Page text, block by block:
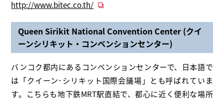
http://www.bitec.co.th/
Queen Sirikit National Convention Center (クイ
ーンシリキット・コンベンションセンター)
バンコク都内にあるコンベンションセンターで、日本語で
は「クイーン･シリキット国際会議場」とも呼ばれていま
す。こちらも地下鉄MRT駅直結で、都心に近く便利な場所